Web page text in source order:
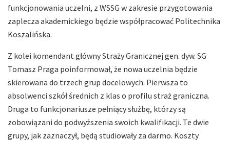
funkcjonowania uczelni, z WSSG w zakresie przygotowania
zaplecza akademickiego będzie współpracować Politechnika
Koszalińska.
Z kolei komendant główny Straży Granicznej gen. dyw. SG
Tomasz Praga poinformował, że nowa uczelnia będzie
skierowana do trzech grup docelowych. Pierwsza to
absolwenci szkół średnich z klas o profilu straż graniczna.
Druga to funkcjonariusze pełniący służbę, którzy są
zobowiązani do podwyższenia swoich kwalifikacji. Te dwie
grupy, jak zaznaczył, będą studiowały za darmo. Koszty